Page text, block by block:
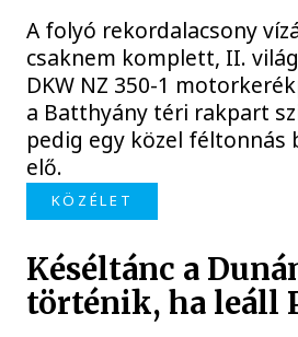
A folyó rekordalacsony
csaknem komplett, II.
DKW NZ 350-1
a Batthyány téri rakpart
pedig egy közel féltonnás
elő.
KÖZÉLET
Késéltánc a
történik, ha leáll